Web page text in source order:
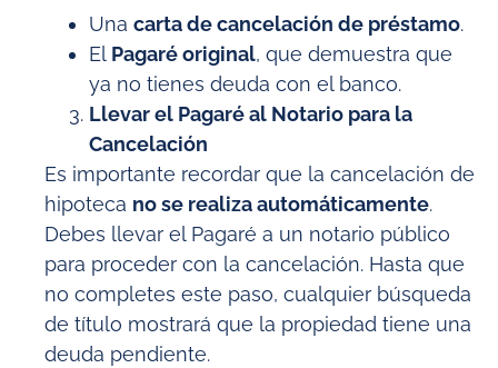
Una carta de cancelación de préstamo.
El Pagaré original, que demuestra que
ya no tienes deuda con el banco.
Llevar el Pagaré al Notario para la
Cancelación
Es importante recordar que la cancelación de
hipoteca no se realiza automáticamente.
Debes llevar el Pagaré a un notario público
para proceder con la cancelación. Hasta que
no completes este paso, cualquier búsqueda
de título mostrará que la propiedad tiene una
deuda pendiente.